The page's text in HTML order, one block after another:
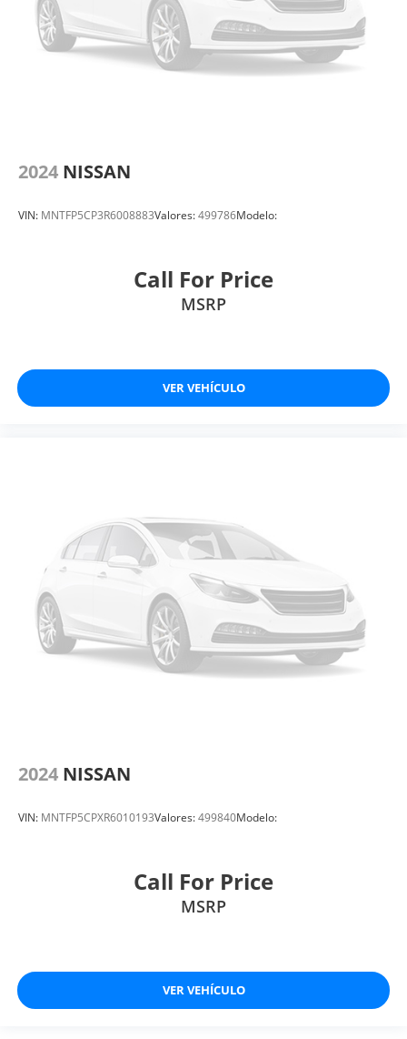
2024 NISSAN
VIN: MNTFP5CP3R6008883Valores:499786Modelo:
Call For Price
MSRP
VER VEHÍCULO
2024 NISSAN
VIN: MNTFP5CPXR6010193Valores:499840Modelo:
Call For Price
MSRP
VER VEHÍCULO